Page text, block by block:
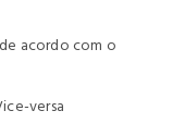
acordo com o
versa